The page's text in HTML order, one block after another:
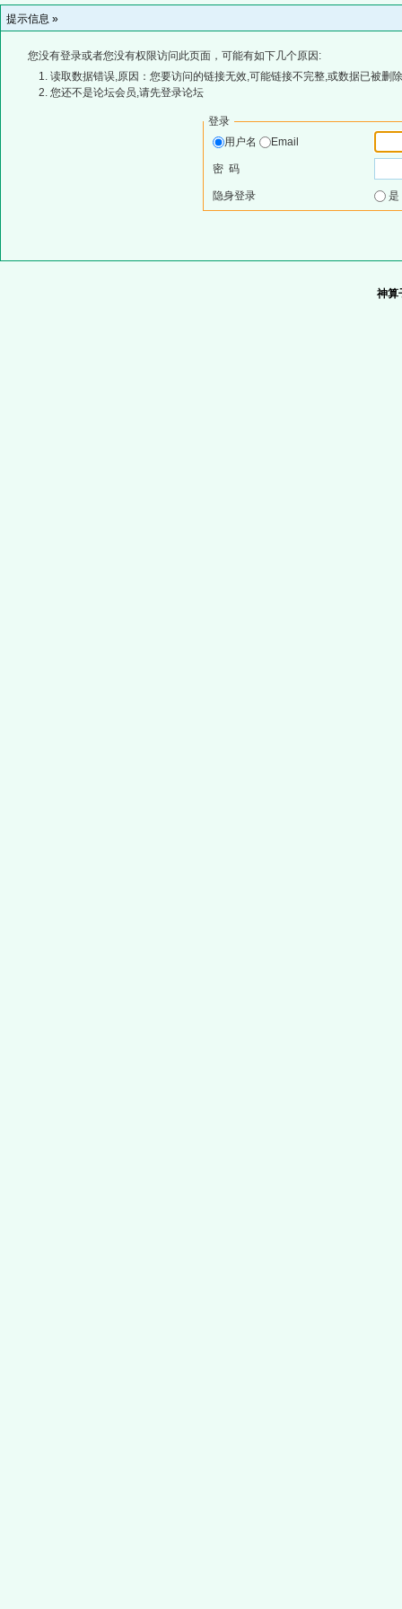
提示信息 »
您没有登录或者您没有权限访问此页面，可能有如下几个原因:
读取数据错误,原因：您要访问的链接无效,可能链接不完整,或数据已被删
您还不是论坛会员,请先登录论坛
登录
用户名
Email
密 码
隐身登录
神算